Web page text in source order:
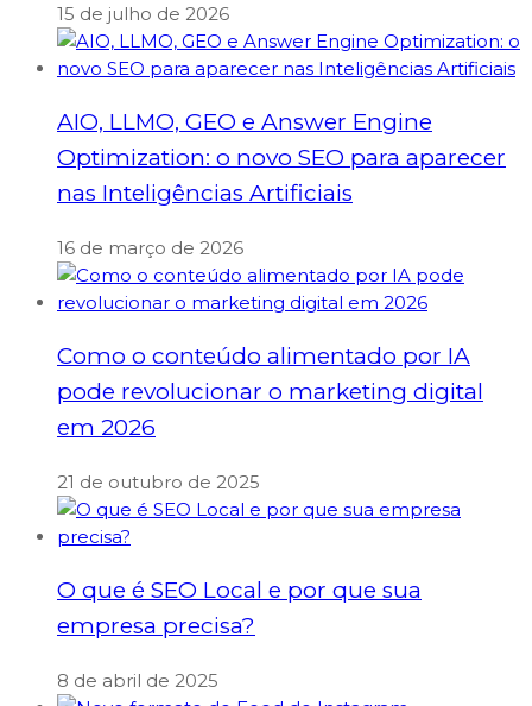
15 de julho de 2026
AIO, LLMO, GEO e Answer Engine
Optimization: o novo SEO para aparecer
nas Inteligências Artificiais
16 de março de 2026
Como o conteúdo alimentado por IA
pode revolucionar o marketing digital
em 2026
21 de outubro de 2025
O que é SEO Local e por que sua
empresa precisa?
8 de abril de 2025